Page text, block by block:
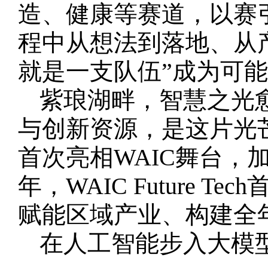
造、健康等赛道，以
程中从想法到落地、从
就是一支队伍”成为可
紫琅湖畔，智慧之光
与创新资源，是这片光
首次亮相WAIC舞台，
年，WAIC Future
赋能区域产业、构建全
在人工智能步入大模